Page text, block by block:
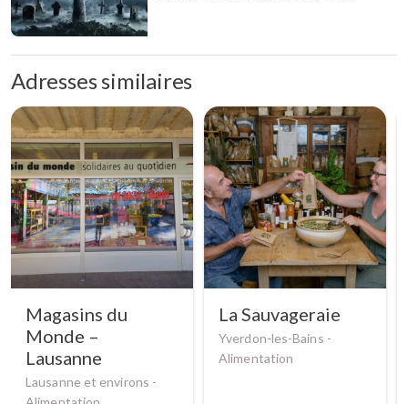
Adresses similaires
Magasins du
Monde –
Lausanne
Lausanne et environs -
La Sauvageraie
Yverdon-les-Bains -
Alimentation